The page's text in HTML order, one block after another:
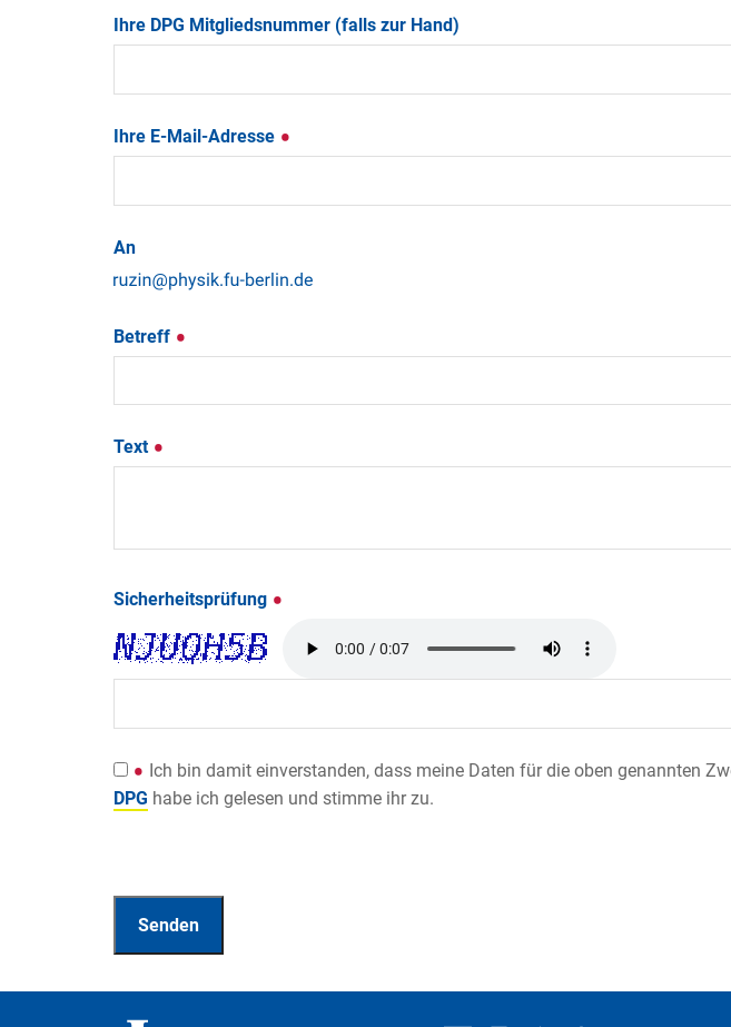
Ihre DPG Mitgliedsnummer (falls zur Hand)
Ihre E-Mail-Adresse
An
Betreff
Text
Sicherheitsprüfung
Ich bin damit einverstanden, dass meine Daten für die oben genannten
DPG habe ich gelesen und stimme ihr zu.